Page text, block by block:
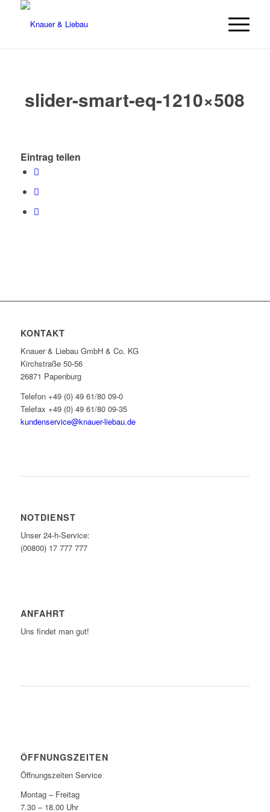
slider-smart-eq-1210×508
Eintrag teilen
KONTAKT
Knauer & Liebau GmbH & Co. KG
Kirchstraße 50-56
26871 Papenburg
Telefon +49 (0) 49 61/80 09-0
Telefax +49 (0) 49 61/80 09-35
kundenservice@knauer-liebau.de
NOTDIENST
Unser 24-h-Service:
(00800) 17 777 777
ANFAHRT
Uns findet man gut!
ÖFFNUNGSZEITEN
Öffnungszeiten Service
Montag – Freitag
7.30 – 18.00 Uhr